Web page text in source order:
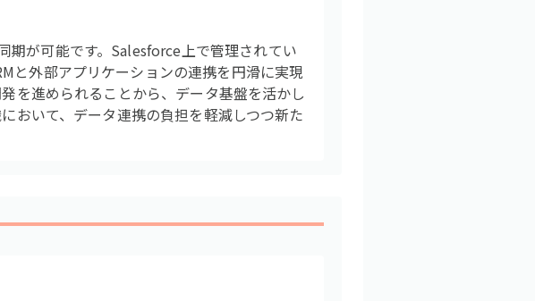
が可能です。Salesforce上で管理されてい
と外部アプリケーションの連携を円滑に実現
を進められることから、データ基盤を活かし
おいて、データ連携の負担を軽減しつつ新た